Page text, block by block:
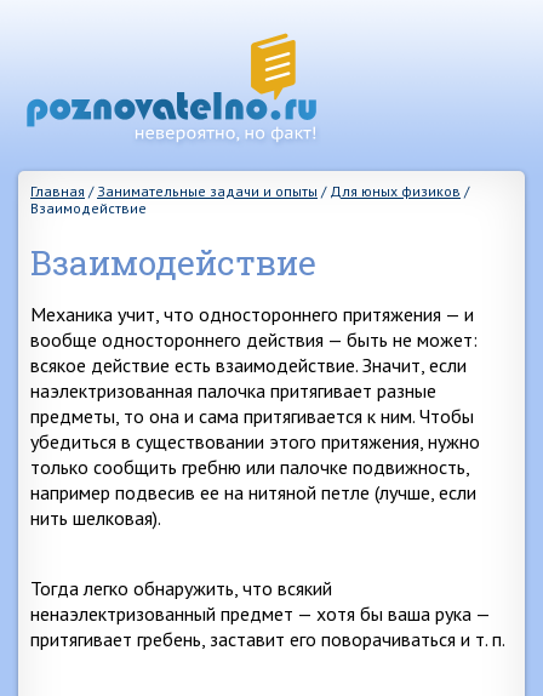
Главная / Занимательные задачи и опыты / Для юных физиков /
Взаимодействие
Взаимодействие
Механика учит, что одностороннего притяжения — и
вообще одностороннего действия — быть не может:
всякое действие есть взаимодействие. Значит, если
наэлектризованная палочка притягивает разные
предметы, то она и сама притягивается к ним. Чтобы
убедиться в существовании этого притяжения, нужно
только сообщить гребню или палочке подвижность,
например подвесив ее на нитяной петле (лучше, если
нить шелковая).
Тогда легко обнаружить, что всякий
ненаэлектризованный предмет — хотя бы ваша рука —
притягивает гребень, заставит его поворачиваться и т. п.